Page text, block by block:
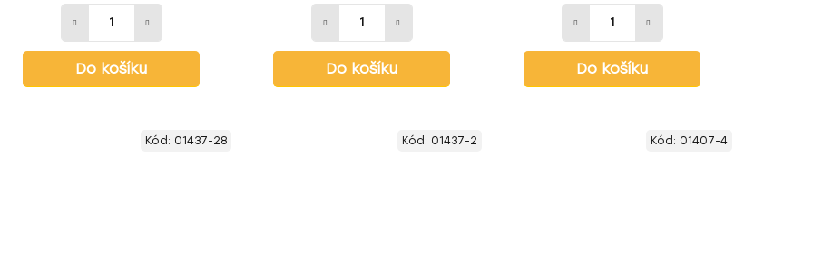
Do košíku Do košíku Do košíku
Kód: 01437-28 Kód: 01437-2 Kód: 01407-4